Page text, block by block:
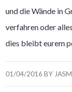
und die Wände in
verfahren oder
dies bleibt eurem
01/04/2016 BY